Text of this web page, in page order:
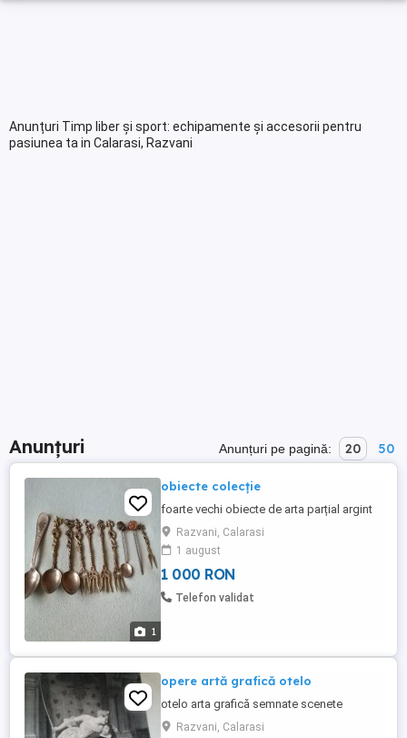
Anunțuri Timp liber și sport: echipamente și accesorii pentru
pasiunea ta in Calarasi, Razvani
Anunțuri Anunțuri pe pagină: 20 50
1
obiecte colecție
foarte vechi obiecte de arta parțial argint
Razvani, Calarasi
1 august
1 000 RON
Telefon validat
opere artă grafică otelo
otelo arta grafică semnate scenete
Razvani, Calarasi